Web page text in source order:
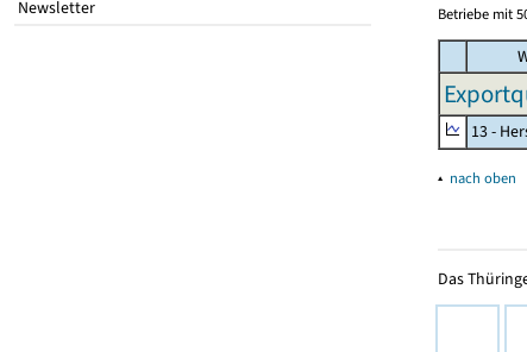
Newsletter
Betriebe mit
13 -
▴ nach oben
Das